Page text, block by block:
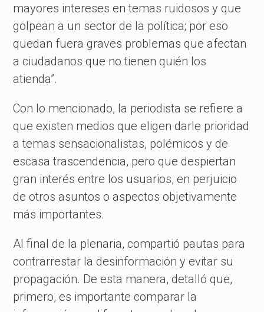
mayores intereses en temas ruidosos y que
golpean a un sector de la política; por eso
quedan fuera graves problemas que afectan
a ciudadanos que no tienen quién los
atienda”.
Con lo mencionado, la periodista se refiere a
que existen medios que eligen darle prioridad
a temas sensacionalistas, polémicos y de
escasa trascendencia, pero que despiertan
gran interés entre los usuarios, en perjuicio
de otros asuntos o aspectos objetivamente
más importantes.
Al final de la plenaria, compartió pautas para
contrarrestar la desinformación y evitar su
propagación. De esta manera, detalló que,
primero, es importante comparar la